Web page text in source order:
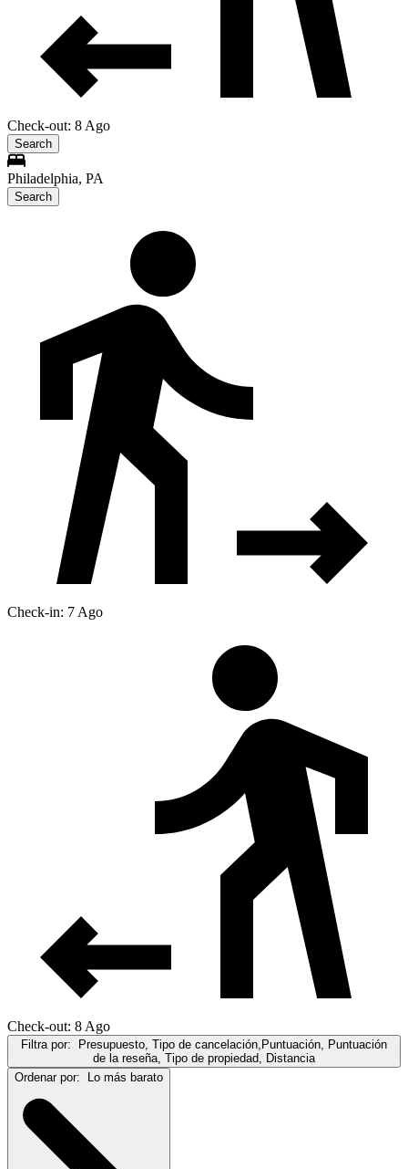
Check-out: 8 Ago
Search
Philadelphia, PA
Search
Check-in: 7 Ago
Check-out: 8 Ago
Filtra por: Presupuesto, Tipo de cancelación,Puntuación, Puntuación
de la reseña, Tipo de propiedad, Distancia
Ordenar por: Lo más barato